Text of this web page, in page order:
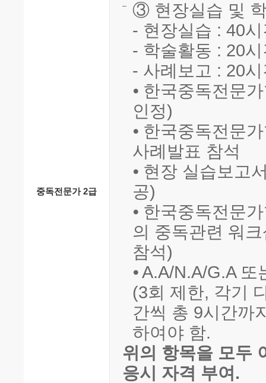
중독전문가 2급
③ 현장실습 및
- 현장실습 : 40
- 학술활동 : 20
- 사례보고 : 20
⦁ 한국중독전문
인정)
⦁ 한국중독전문
사례발표 참석
⦁ 현장 실습보고
공)
⦁ 한국중독전문
의 중독관련 워
참석)
⦁ A.A/N.A/G.A
(3회 제한, 각기
간씩 총 9시간까
하여야 함.
위의 항목을 모두
응시 자격 부여.